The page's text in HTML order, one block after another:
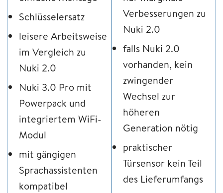
Schlüsselersatz
leisere Arbeitsweise
im Vergleich zu
Nuki 2.0
Nuki 3.0 Pro mit
Powerpack und
integriertem WiFi-
Modul
mit gängigen
Sprachassistenten
kompatibel
Verbesserungen zu
Nuki 2.0
falls Nuki 2.0
vorhanden, kein
zwingender
Wechsel zur
höheren
Generation nötig
praktischer
Türsensor kein Teil
des Lieferumfangs